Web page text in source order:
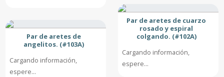
Par de aretes de
angelitos. (#103A)
Cargando información,
espere...
Par de aretes de cuarzo
rosado y espiral
colgando. (#102A)
Cargando información,
espere...